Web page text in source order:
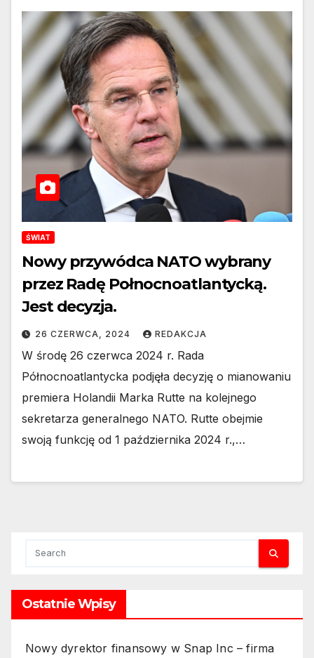
ŚWIAT
Nowy przywódca NATO wybrany
przez Radę Połnocnoatlantycką.
Jest decyzja.
26 CZERWCA, 2024 REDAKCJA
W środę 26 czerwca 2024 r. Rada
Północnoatlantycka podjęła decyzję o mianowaniu
premiera Holandii Marka Rutte na kolejnego
sekretarza generalnego NATO. Rutte obejmie
swoją funkcję od 1 października 2024 r.,…
Ostatnie Wpisy
Nowy dyrektor finansowy w Snap Inc – firma